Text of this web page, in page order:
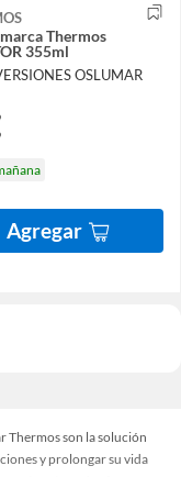
Thermos
TRACTOR 355ml
OSLUMAR
Agregar
Thermos son la solución
y prolongar su vida